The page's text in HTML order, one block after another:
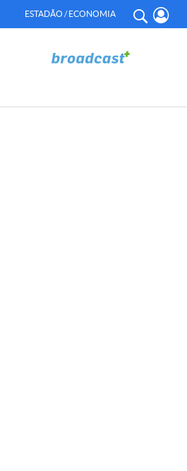
ESTADÃO / ECONOMIA